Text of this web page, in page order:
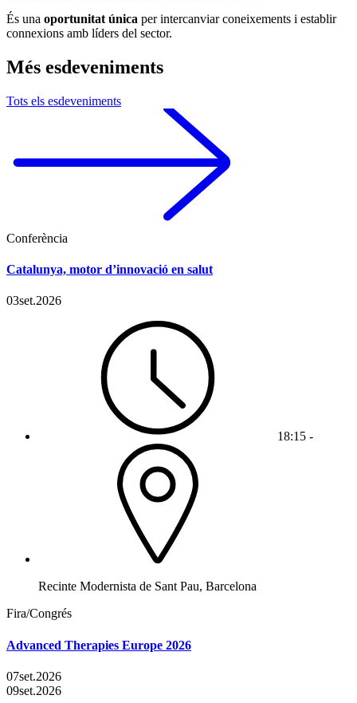
És una oportunitat única per intercanviar coneixements i establir
connexions amb líders del sector.
Més esdeveniments
Tots els esdeveniments
Conferència
Catalunya, motor d’innovació en salut
03set.2026
18:15 -
Recinte Modernista de Sant Pau, Barcelona
Fira/Congrés
Advanced Therapies Europe 2026
07set.2026
09set.2026